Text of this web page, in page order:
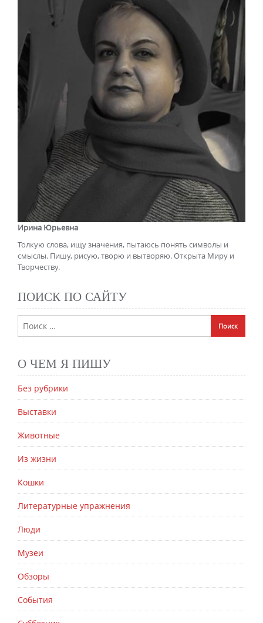
Ирина Юрьевна
Толкую слова, ищу значения, пытаюсь понять символы и
смыслы. Пишу, рисую, творю и вытворяю. Открыта Миру и
Творчеству.
ПОИСК ПО САЙТУ
О ЧЕМ Я ПИШУ
Без рубрики
Выставки
Животные
Из жизни
Кошки
Литературные упражнения
Люди
Музеи
Обзоры
События